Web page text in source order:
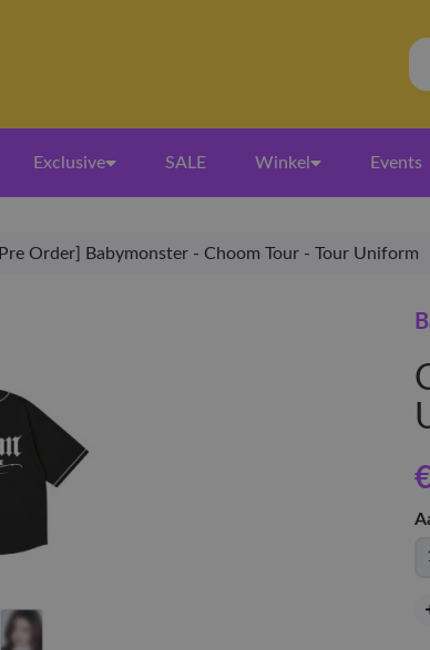
Exclusive SALE Winkel Events
[Pre Order] Babymonster - Choom Tour - Tour Uniform